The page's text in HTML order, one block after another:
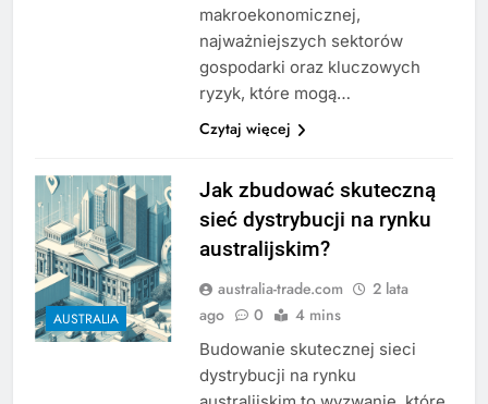
makroekonomicznej,
najważniejszych sektorów
gospodarki oraz kluczowych
ryzyk, które mogą…
Czytaj więcej
AUSTRALIA
Jak zbudować skuteczną
sieć dystrybucji na rynku
australijskim?
australia-trade.com
2 lata
ago
0 4 mins
Budowanie skutecznej sieci
dystrybucji na rynku